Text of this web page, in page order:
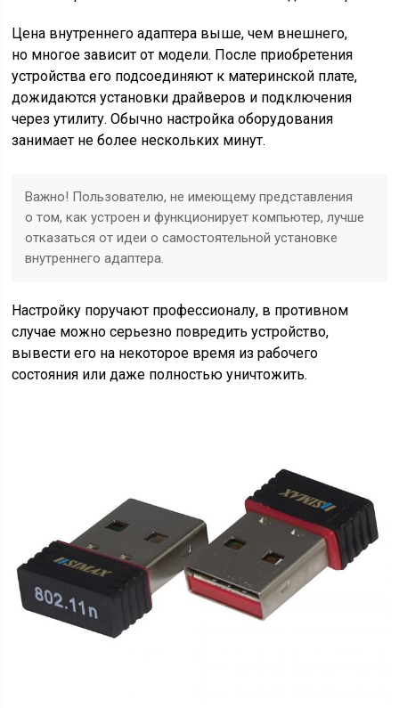
Цена внутреннего адаптера выше, чем внешнего,
но многое зависит от модели. После приобретения
устройства его подсоединяют к материнской плате,
дожидаются установки драйверов и подключения
через утилиту. Обычно настройка оборудования
занимает не более нескольких минут.
Важно! Пользователю, не имеющему представления
о том, как устроен и функционирует компьютер, лучше
отказаться от идеи о самостоятельной установке
внутреннего адаптера.
Настройку поручают профессионалу, в противном
случае можно серьезно повредить устройство,
вывести его на некоторое время из рабочего
состояния или даже полностью уничтожить.